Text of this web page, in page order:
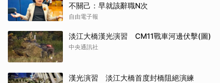
不關己：早就該辭職N次
自由電子報
淡江大橋漢光演習 CM11戰車河邊伏擊(圖)
中央通訊社
漢光演習 淡江大橋首度封橋阻絕演練